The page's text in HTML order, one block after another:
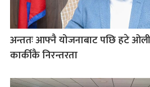
अन्ततः आफ्नै योजनाबाट पछि हटे
कार्कीकै निरन्तरता